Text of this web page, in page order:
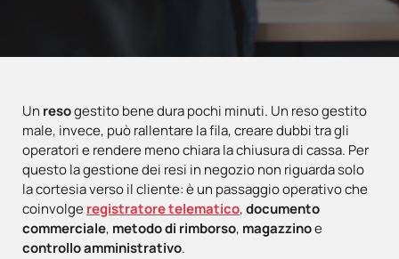
Un resogestito bene dura pochi minuti. Un reso gestito
male, invece, può rallentare la fila, creare dubbi tra gli
operatori e rendere meno chiara la chiusura di cassa. Per
questo la gestione dei resi in negozio non riguarda solo
la cortesia verso il cliente: è un passaggio operativo che
coinvolgeregistratore telematico,documento
commerciale, metodo di rimborso, magazzinoe
controllo amministrativo.